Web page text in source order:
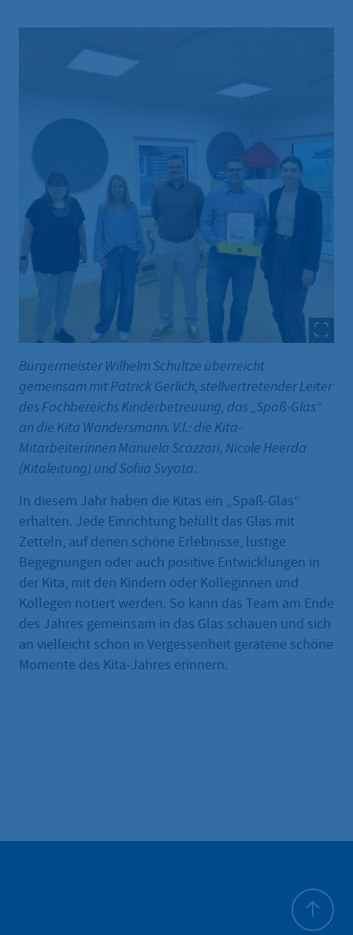
Bürgermeister Wilhelm Schultze überreicht
gemeinsam mit Patrick Gerlich, stellvertretender Leiter
des Fachbereichs Kinderbetreuung, das „Spaß-Glas“
an die Kita Wandersmann. V.l.: die Kita-
Mitarbeiterinnen Manuela Scazzari, Nicole Heerda
(Kitaleitung) und Sofiia Svyata.
In diesem Jahr haben die Kitas ein „Spaß-Glas“
erhalten. Jede Einrichtung befüllt das Glas mit
Zetteln, auf denen schöne Erlebnisse, lustige
Begegnungen oder auch positive Entwicklungen in
der Kita, mit den Kindern oder Kolleginnen und
Kollegen notiert werden. So kann das Team am Ende
des Jahres gemeinsam in das Glas schauen und sich
an vielleicht schon in Vergessenheit geratene schöne
Momente des Kita-Jahres erinnern.